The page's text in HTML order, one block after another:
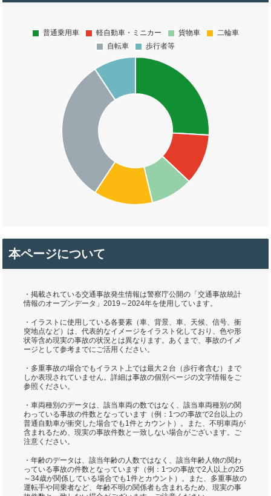
本ページについて
・掲載されている交通事故発生情報は警察庁公開の「交通事故統計
情報のオープンデータ」2019～2024年を使用しています。
・イラストに使用している各要素（車、背景、車、天候、信号、衝
突地点など）は、代表的なイメージをイラスト化しており、色や形
状等含め現実の事故の状況とは異なります。あくまで、事故のイメ
ージとして参考までにご活用ください。
・多重事故の場合でもイラスト上では最大２台（歩行者含む）まで
しか表現されていません。詳細は事故の個別ページの文字情報をご
参照ください。
・車両種別のデータは、該当車両の数ではなく、該当車両種別の関
わっている事故の件数となっています（例：1つの事故で2台以上の
普通自動車が衝突した場合でも1件とカウント）。また、不明車両が
含まれるため、現実の事故件数と一致しない場合がございます。ご
注意ください。
・年齢のデータは、該当年齢の人数ではなく、該当年齢人物の関わ
っている事故の件数となっています（例：1つの事故で2人以上の25
～34歳が関係している場合でも1件とカウント）。また、多重事故の
運転手や同乗者など、年齢不明の関係者も含まれるため、現実の事